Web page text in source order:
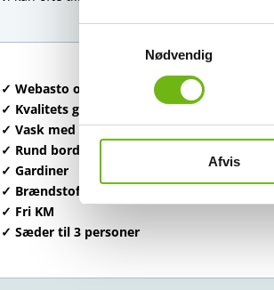
Nødvendig
Afvis
✓ Webasto opvarmning
✓ Kvalitets gasapparat
✓ Vask med rindende vand
✓ Rund bord i kabinen
✓ Gardiner
✓ Brændstof-rabatkort
✓ Fri KM
✓ Sæder til 3 personer